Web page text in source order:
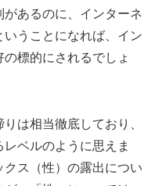
あるのに、インターネ
うことになれば、イン
標的にされるでしょ
は相当徹底しており、
ベルのように思えま
ス（性）の露出につい